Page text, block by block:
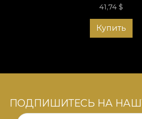
41,74 $
Купить
ПОДПИШИТЕСЬ НА